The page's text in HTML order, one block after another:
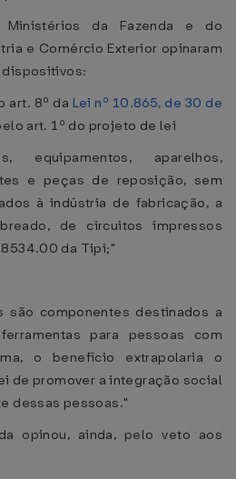
Ministérios da Fazenda e do
e Comércio Exterior opinaram
art. 8º da Lei nº 10.865, de 30 de
art. 1º do projeto de lei
equipamentos, aparelhos,
e peças de reposição, sem
à indústria de fabricação, a
de circuitos impressos
da Tipi;"
são componentes destinados a
para pessoas com
o benefício extrapolaria o
de promover a integração social
dessas pessoas."
opinou, ainda, pelo veto aos